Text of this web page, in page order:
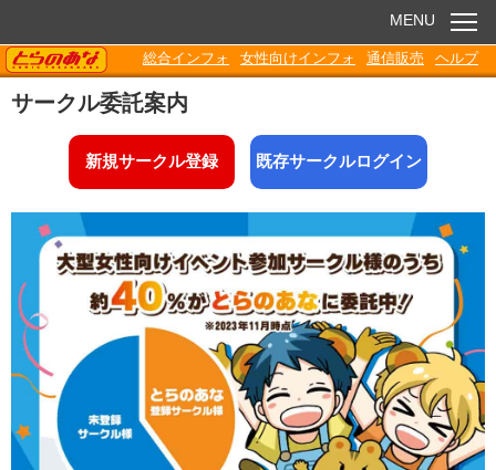
お知らせ
電子書籍
Q&A
各種ダウンロード
MENU
TORANOANA
総合インフォ 女性向けインフォ 通信販売 ヘルプ
サークル委託案内
新規サークル登録 既存サークルログイン